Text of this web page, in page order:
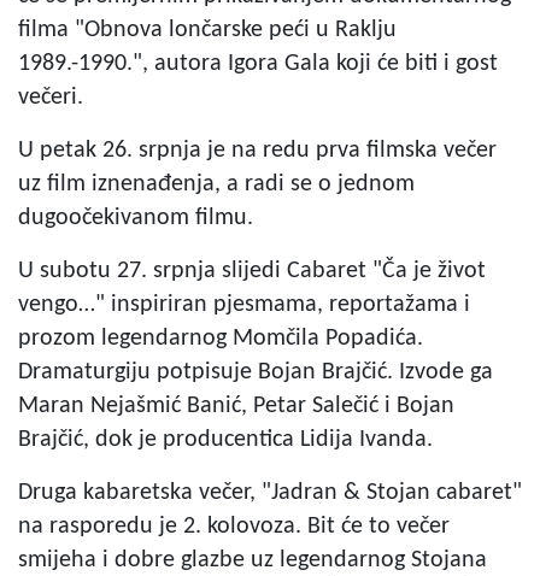
filma "Obnova lončarske peći u Raklju
1989.-1990.", autora Igora Gala koji će biti i gost
večeri.
U petak 26. srpnja je na redu prva filmska večer
uz film iznenađenja, a radi se o jednom
dugoočekivanom filmu.
U subotu 27. srpnja slijedi Cabaret "Ča je život
vengo…" inspiriran pjesmama, reportažama i
prozom legendarnog Momčila Popadića.
Dramaturgiju potpisuje Bojan Brajčić. Izvode ga
Maran Nejašmić Banić, Petar Salečić i Bojan
Brajčić, dok je producentica Lidija Ivanda.
Druga kabaretska večer, "Jadran & Stojan cabaret"
na rasporedu je 2. kolovoza. Bit će to večer
smijeha i dobre glazbe uz legendarnog Stojana